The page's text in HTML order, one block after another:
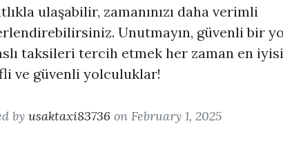
ulaşabilir, zamanınızı daha verimli
Unutmayın, güvenli bir
taksileri tercih etmek her zaman en
ve güvenli yolculuklar!
by usaktaxi83736 on February 1, 2025